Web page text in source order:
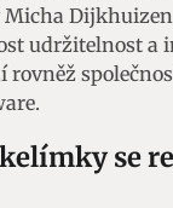
udržitelnost a
rovněž
se